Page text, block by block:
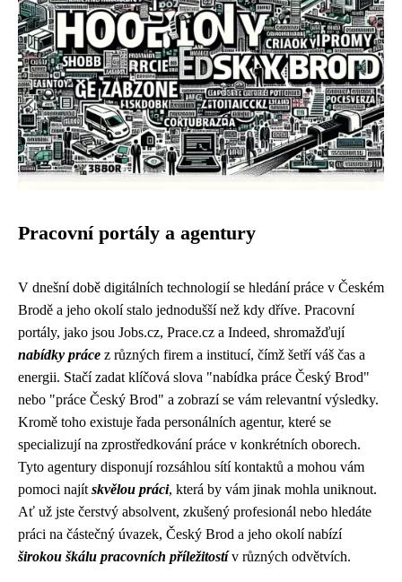
Pracovní portály a agentury
V dnešní době digitálních technologií se hledání práce v Českém
Brodě a jeho okolí stalo jednodušší než kdy dříve. Pracovní
portály, jako jsou Jobs.cz, Prace.cz a Indeed, shromažďují
nabídky práce z různých firem a institucí, čímž šetří váš čas a
energii. Stačí zadat klíčová slova "nabídka práce Český Brod"
nebo "práce Český Brod" a zobrazí se vám relevantní výsledky.
Kromě toho existuje řada personálních agentur, které se
specializují na zprostředkování práce v konkrétních oborech.
Tyto agentury disponují rozsáhlou sítí kontaktů a mohou vám
pomoci najít skvělou práci, která by vám jinak mohla uniknout.
Ať už jste čerstvý absolvent, zkušený profesionál nebo hledáte
práci na částečný úvazek, Český Brod a jeho okolí nabízí
širokou škálu pracovních příležitostív různých odvětvích.